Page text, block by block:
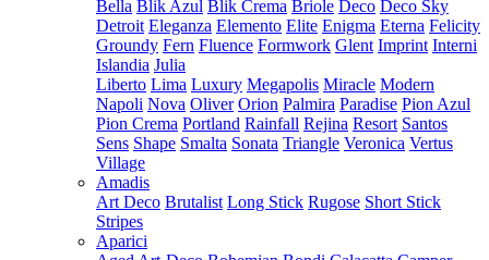
Bella Blik Azul Blik Crema Briole Deco Deco Sky
Detroit Eleganza Elemento Elite Enigma Eterna Felicity
Groundy Fern Fluence Formwork Glent Imprint Interni
Islandia Julia
Liberto Lima Luxury Megapolis Miracle Modern
Napoli Nova Oliver Orion Palmira Paradise Pion Azul
Pion Crema Portland Rainfall Rejina Resort Santos
Sens Shape Smalta Sonata Triangle Veronica Vertus
Village
Amadis
Art Deco Brutalist Long Stick Rugose Short Stick
Stripes
Aparici